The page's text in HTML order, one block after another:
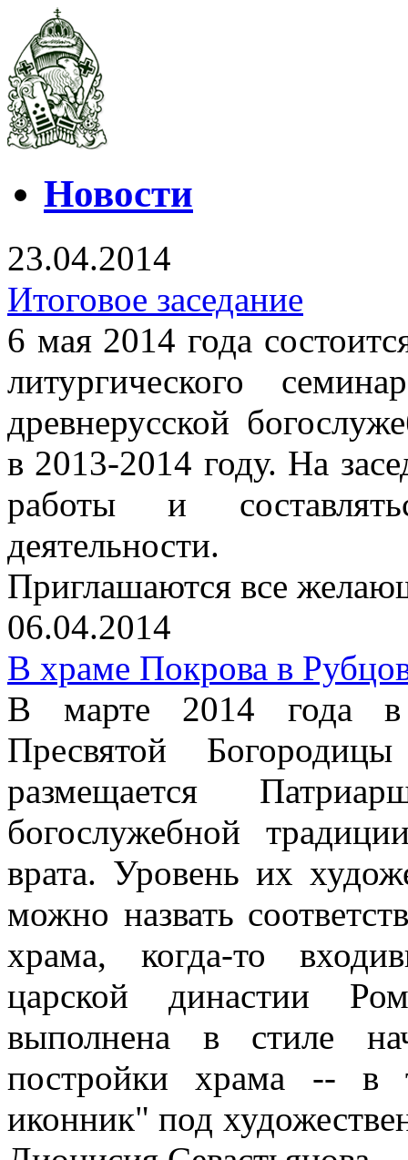
Новости
23.04.2014
Итоговое заседание
6 мая 2014 года
литургического
древнерусской
в 2013-2014 году. На
работы и
деятельности.
Приглашаются все
06.04.2014
В храме Покрова в
В марте 2014 года в
Пресвятой
размещается
богослужебной
врата. Уровень их
можно назвать
храма, когда-то
царской династии
выполнена в стиле
постройки храма -- в
иконник" под